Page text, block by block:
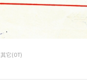
其它(OT)